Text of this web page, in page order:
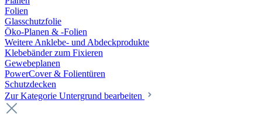
Folien
Glasschutzfolie
Öko-Planen & -Folien
Weitere Anklebe- und Abdeckprodukte
Klebebänder zum Fixieren
Gewebeplanen
PowerCover & Folientüren
Schutzdecken
Zur Kategorie Untergrund bearbeiten